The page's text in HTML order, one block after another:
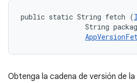
public static String fetch (
String
Obtenga la cadena de versión de